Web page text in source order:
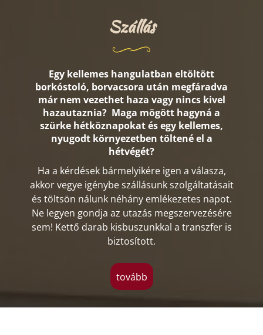
Szállás
Egy kellemes hangulatban eltöltött
borkóstoló, borvacsora után megfáradva
már nem vezethet haza vagy nincs kivel
hazautaznia? Maga mögött hagyná a
szürke hétköznapokat és egy kellemes,
nyugodt környezetben töltené el a
hétvégét?
Ha a kérdések bármelyikére igen a válasza,
akkor vegye igénybe szállásunk szolgáltatásait
és töltsön nálunk néhány emlékezetes napot.
Ne legyen gondja az utazás megszervezésére
sem! Kettő darab kisbuszunkkal a transzfer is
biztosított.
tovább